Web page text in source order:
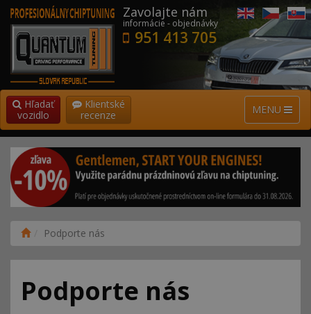
Zavolajte nám
informácie - objednávky
951 413 705
MENU
Hľadať
vozidlo
Klientské
recenze
Podporte nás
Podporte nás